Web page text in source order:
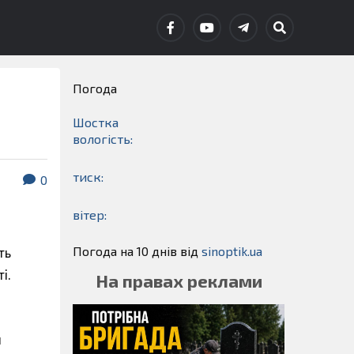
0
Погода
Шостка
вологість:
тиск:
вітер:
Погода на 10 днів від sinoptik.ua
На правах реклами